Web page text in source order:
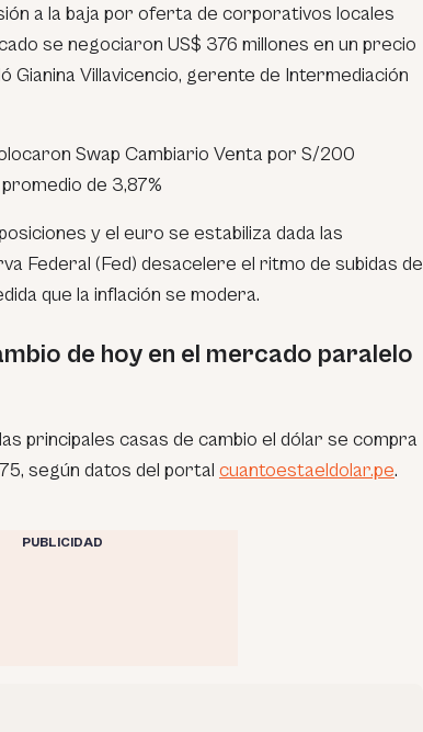
a la baja por oferta de corporativos locales
se negociaron US$ 376 millones en un precio
Gianina Villavicencio, gerente de Intermediación
Swap Cambiario Venta por S/200
de 3,87%
y el euro se estabiliza dada las
Federal (Fed) desacelere el ritmo de subidas de
que la inflación se modera.
de hoy en el mercado paralelo
principales casas de cambio el dólar se compra
según datos del portal cuantoestaeldolar.pe.
PUBLICIDAD